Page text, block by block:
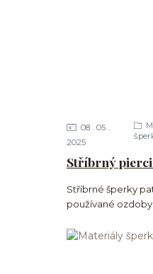
Stříbrný
08
05
2025
Stříbrné šperky
používané ozdoby